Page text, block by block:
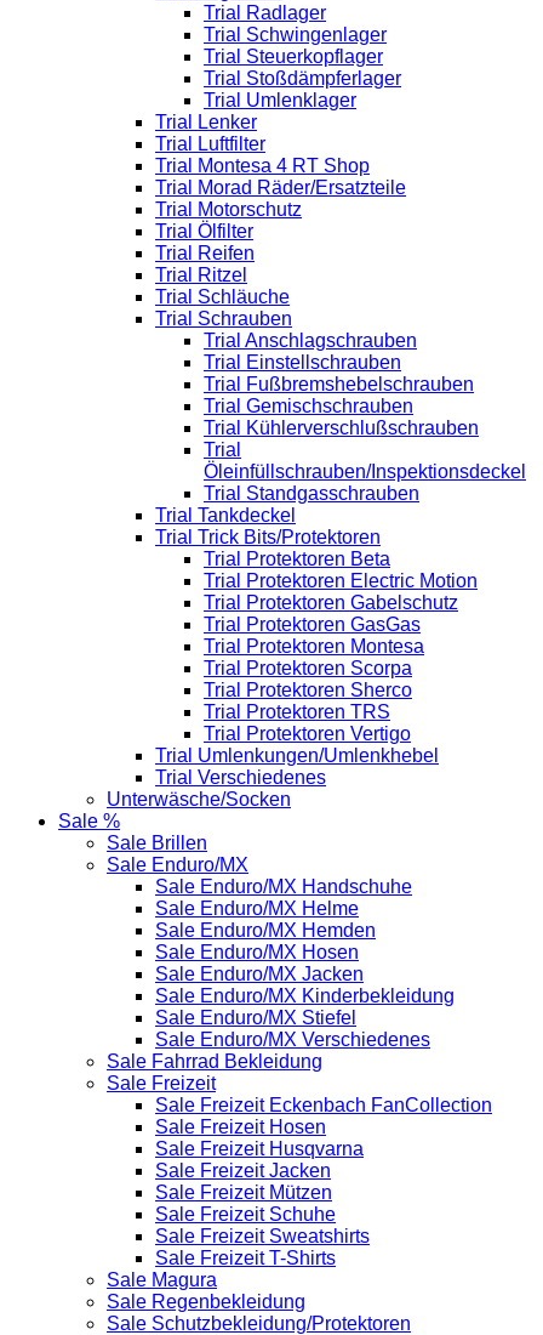
Trial Radlager
Trial Schwingenlager
Trial Steuerkopflager
Trial Stoßdämpferlager
Trial Umlenklager
Trial Lenker
Trial Luftfilter
Trial Montesa 4 RT Shop
Trial Morad Räder/Ersatzteile
Trial Motorschutz
Trial Ölfilter
Trial Reifen
Trial Ritzel
Trial Schläuche
Trial Schrauben
Trial Anschlagschrauben
Trial Einstellschrauben
Trial Fußbremshebelschrauben
Trial Gemischschrauben
Trial Kühlerverschlußschrauben
Trial
Öleinfüllschrauben/Inspektionsdeckel
Trial Standgasschrauben
Trial Tankdeckel
Trial Trick Bits/Protektoren
Trial Protektoren Beta
Trial Protektoren Electric Motion
Trial Protektoren Gabelschutz
Trial Protektoren GasGas
Trial Protektoren Montesa
Trial Protektoren Scorpa
Trial Protektoren Sherco
Trial Protektoren TRS
Trial Protektoren Vertigo
Trial Umlenkungen/Umlenkhebel
Trial Verschiedenes
Unterwäsche/Socken
Sale %
Sale Brillen
Sale Enduro/MX
Sale Enduro/MX Handschuhe
Sale Enduro/MX Helme
Sale Enduro/MX Hemden
Sale Enduro/MX Hosen
Sale Enduro/MX Jacken
Sale Enduro/MX Kinderbekleidung
Sale Enduro/MX Stiefel
Sale Enduro/MX Verschiedenes
Sale Fahrrad Bekleidung
Sale Freizeit
Sale Freizeit Eckenbach FanCollection
Sale Freizeit Hosen
Sale Freizeit Husqvarna
Sale Freizeit Jacken
Sale Freizeit Mützen
Sale Freizeit Schuhe
Sale Freizeit Sweatshirts
Sale Freizeit T-Shirts
Sale Magura
Sale Regenbekleidung
Sale Schutzbekleidung/Protektoren